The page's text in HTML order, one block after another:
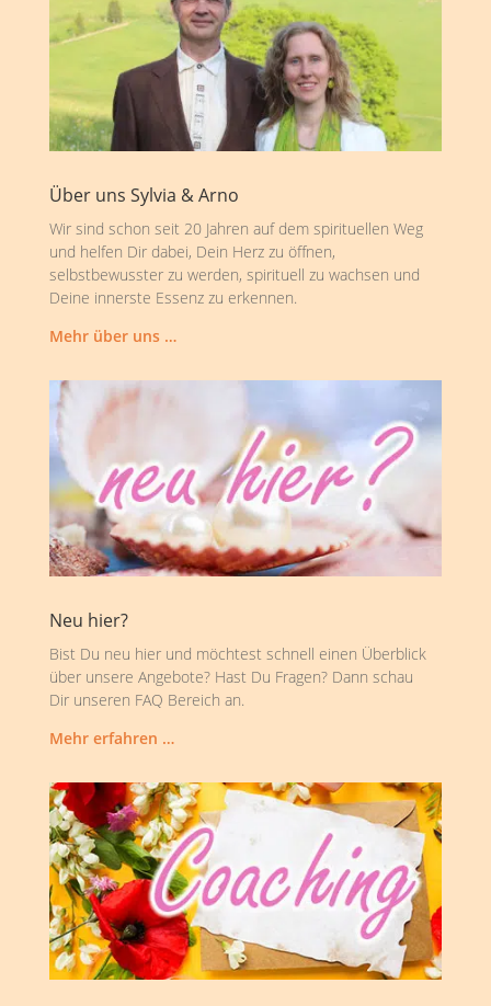
Über uns Sylvia & Arno
Wir sind schon seit 20 Jahren auf dem spirituellen Weg
und helfen Dir dabei, Dein Herz zu öffnen,
selbstbewusster zu werden, spirituell zu wachsen und
Deine innerste Essenz zu erkennen.
Mehr über uns …
Neu hier?
Bist Du neu hier und möchtest schnell einen Überblick
über unsere Angebote? Hast Du Fragen? Dann schau
Dir unseren FAQ Bereich an.
Mehr erfahren …